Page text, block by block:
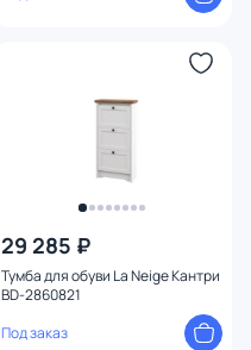
29 285 ₽
Тумба для обуви La Neige Кантри
BD-2860821
Под заказ